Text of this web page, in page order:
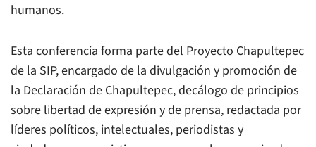
humanos.
Esta conferencia forma parte del Proyecto Chapultepec
de la SIP, encargado de la divulgación y promoción de
la Declaración de Chapultepec, decálogo de principios
sobre libertad de expresión y de prensa, redactada por
líderes políticos, intelectuales, periodistas y